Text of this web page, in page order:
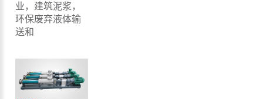
业，建筑泥浆，
环保废弃液体输
送和